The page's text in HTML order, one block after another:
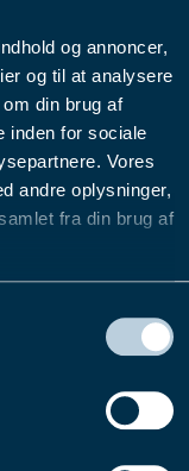
og annoncer,
og til at analysere
din brug af
inden for sociale
Vores
andre oplysninger,
fra din brug af
som du
og
i
af
som
samarbejde